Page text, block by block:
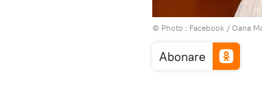
© Photo : Facebook / Oana
Abonare